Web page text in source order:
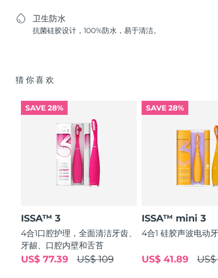
卫生防水
抗菌硅胶设计，100%防水，易于清洁。
猜你喜欢
SAVE 28%
ISSA™ 3
4合1口腔护理，全面清洁牙齿、
牙龈、口腔内壁和舌苔
US$ 109
US$ 77.39
SAVE 28%
ISSA™ mini 3
4合1 硅胶声波电动
US$ 41.89